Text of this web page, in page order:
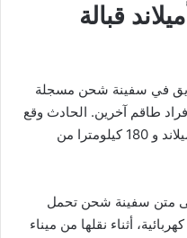
قبالة
في سفينة شحن مسجلة
طاقم آخرين. الحادث وقع
على بعد 30 كيلومترا شمال جزيرة أميلاند و 180 كيلومترا من
متن سفينة شحن تحمل
في ذلك 25 سيارة كهربائية، أثناء نقلها من ميناء